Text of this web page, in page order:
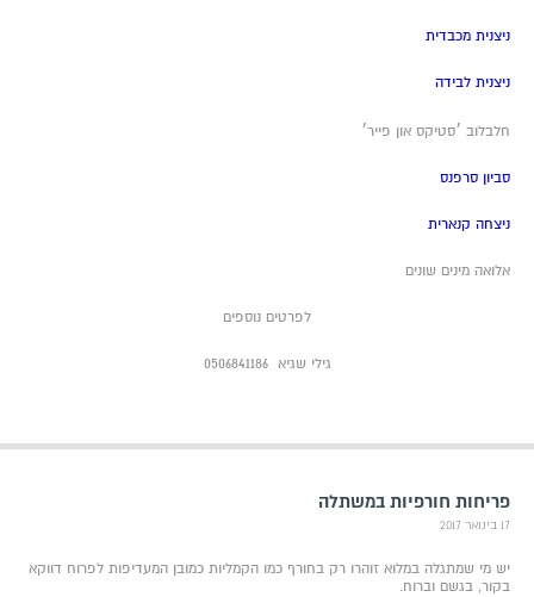
ניצנית מכבדית
ניצנית לבידה
חלבלוב ׳סטיקס און פייר׳
סביון סרפנס
ניצחה קנארית
אלואה מינים שונים
לפרטים נוספים
גילי שגיא 0506841186
פריחות חורפיות במשתלה
17 בינואר 2017
יש מי שמתגלה במלוא זוהרו רק בחורף כמו הקמליות כמובן המעדיפות לפרוח דווקא
בקור, בגשם וברוח.